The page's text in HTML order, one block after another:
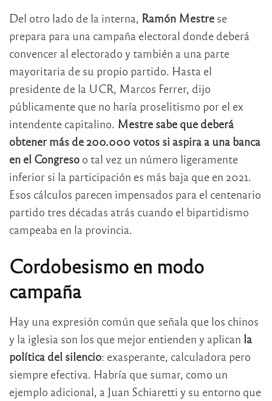
Del otro lado de la interna, Ramón Mestre se
prepara para una campaña electoral donde deberá
convencer al electorado y también a una parte
mayoritaria de su propio partido. Hasta el
presidente de la UCR, Marcos Ferrer, dijo
públicamente que no haría proselitismo por el ex
intendente capitalino. Mestre sabe que deberá
obtener más de 200.000 votos si aspira a una banca
en el Congreso o tal vez un número ligeramente
inferior si la participación es más baja que en 2021.
Esos cálculos parecen impensados para el centenario
partido tres décadas atrás cuando el bipartidismo
campeaba en la provincia.
Cordobesismo en modo
campaña
Hay una expresión común que señala que los chinos
y la iglesia son los que mejor entienden y aplican la
política del silencio: exasperante, calculadora pero
siempre efectiva. Habría que sumar, como un
ejemplo adicional, a Juan Schiaretti y su entorno que